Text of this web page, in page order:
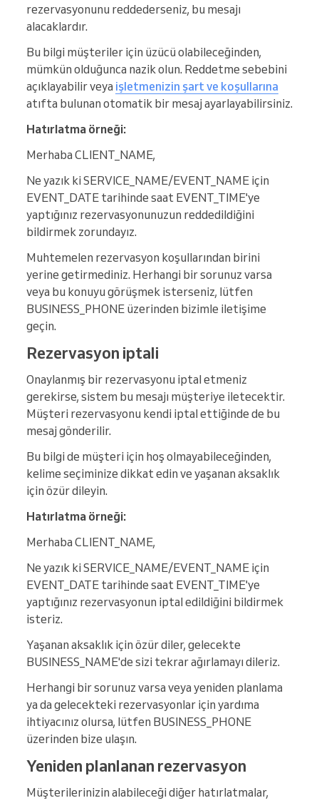
rezervasyonunu reddederseniz, bu mesajı
alacaklardır.
Bu bilgi müşteriler için üzücü olabileceğinden,
mümkün olduğunca nazik olun. Reddetme sebebini
açıklayabilir veya işletmenizin şart ve koşullarına
atıfta bulunan otomatik bir mesaj ayarlayabilirsiniz.
Hatırlatma örneği:
Merhaba CLIENT_NAME,
Ne yazık ki SERVICE_NAME/EVENT_NAME için
EVENT_DATE tarihinde saat EVENT_TIME'ye
yaptığınız rezervasyonunuzun reddedildiğini
bildirmek zorundayız.
Muhtemelen rezervasyon koşullarından birini
yerine getirmediniz. Herhangi bir sorunuz varsa
veya bu konuyu görüşmek isterseniz, lütfen
BUSINESS_PHONE üzerinden bizimle iletişime
geçin.
Rezervasyon iptali
Onaylanmış bir rezervasyonu iptal etmeniz
gerekirse, sistem bu mesajı müşteriye iletecektir.
Müşteri rezervasyonu kendi iptal ettiğinde de bu
mesaj gönderilir.
Bu bilgi de müşteri için hoş olmayabileceğinden,
kelime seçiminize dikkat edin ve yaşanan aksaklık
için özür dileyin.
Hatırlatma örneği:
Merhaba CLIENT_NAME,
Ne yazık ki SERVICE_NAME/EVENT_NAME için
EVENT_DATE tarihinde saat EVENT_TIME'ye
yaptığınız rezervasyonun iptal edildiğini bildirmek
isteriz.
Yaşanan aksaklık için özür diler, gelecekte
BUSINESS_NAME'de sizi tekrar ağırlamayı dileriz.
Herhangi bir sorunuz varsa veya yeniden planlama
ya da gelecekteki rezervasyonlar için yardıma
ihtiyacınız olursa, lütfen BUSINESS_PHONE
üzerinden bize ulaşın.
Yeniden planlanan rezervasyon
Müşterilerinizin alabileceği diğer hatırlatmalar,